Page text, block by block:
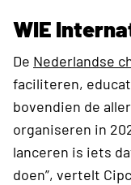
WIE
De Nederlandse
faciliteren,
bovendien de
organiseren in
lanceren is iets
doen”, vertelt